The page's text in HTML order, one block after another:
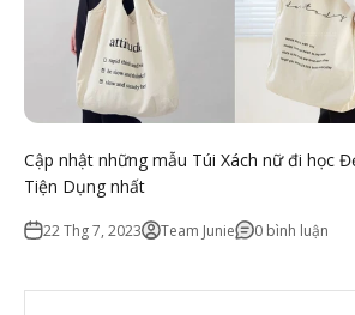
Cập nhật những mẫu Túi Xách nữ đi học
Tiện Dụng nhất
22 Thg 7, 2023 Team Junie 0 bình luận